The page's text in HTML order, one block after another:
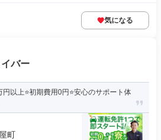
気になる
バー
以上⭐️初期費用0円⭐️安心のサポート体
町